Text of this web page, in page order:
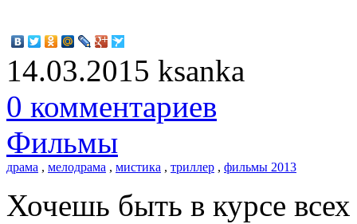
14.03.2015 ksanka
0 комментариев
Фильмы
драма , мелодрама , мистика , триллер , фильмы 2013
Хочешь быть в курсе